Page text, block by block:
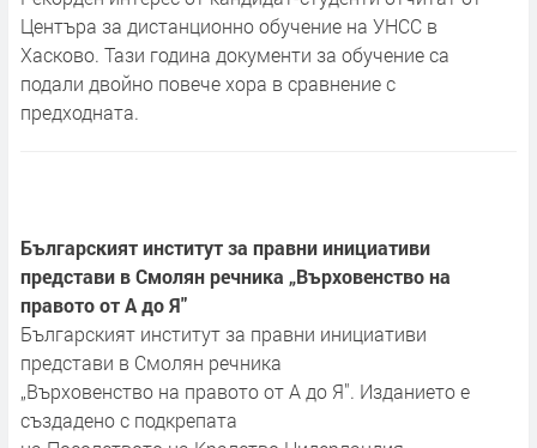
Центъра за дистанционно обучение на УНСС в
Хасково. Тази година документи за обучение са
подали двойно повече хора в сравнение с
предходната.
Българският институт за правни инициативи
представи в Смолян речника „Върховенство на
правото от А до Я"
Българският институт за правни инициативи
представи в Смолян речника
„Върховенство на правото от А до Я". Изданието е
създадено с подкрепата